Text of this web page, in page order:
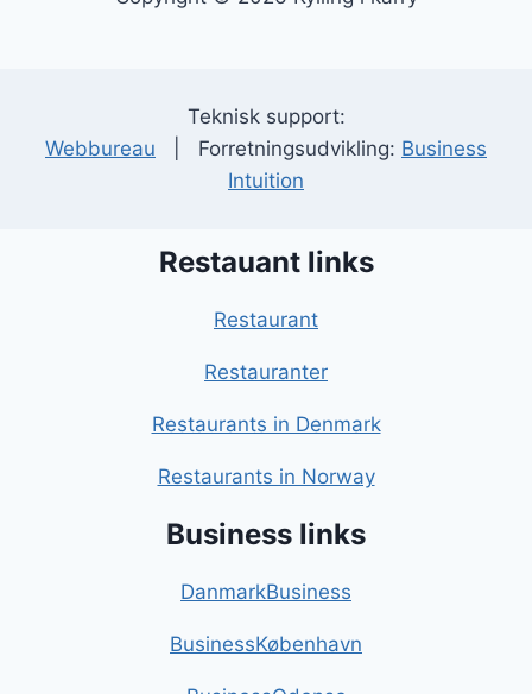
Teknisk support:
Webbureau | Forretningsudvikling: Business
Intuition
Restauant links
Restaurant
Restauranter
Restaurants in Denmark
Restaurants in Norway
Business links
DanmarkBusiness
BusinessKøbenhavn